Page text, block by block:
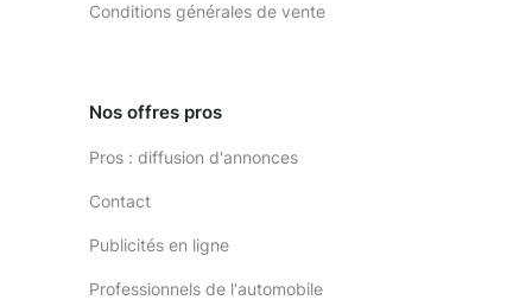
Conditions générales de vente
Nos offres pros
Pros : diffusion d'annonces
Contact
Publicités en ligne
Professionnels de l'automobile